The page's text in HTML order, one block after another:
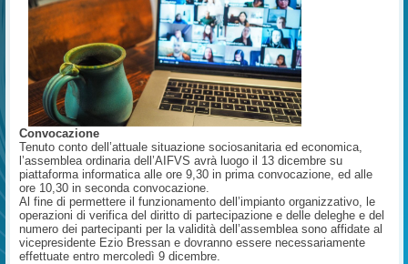
Convocazione
Tenuto conto dell’attuale situazione sociosanitaria ed economica,
l’assemblea ordinaria dell’AIFVS avrà luogo il 13 dicembre su
piattaforma informatica alle ore 9,30 in prima convocazione, ed alle
ore 10,30 in seconda convocazione.
Al fine di permettere il funzionamento dell’impianto organizzativo, le
operazioni di verifica del diritto di partecipazione e delle deleghe e del
numero dei partecipanti per la validità dell’assemblea sono affidate al
vicepresidente Ezio Bressan e dovranno essere necessariamente
effettuate entro mercoledì 9 dicembre.